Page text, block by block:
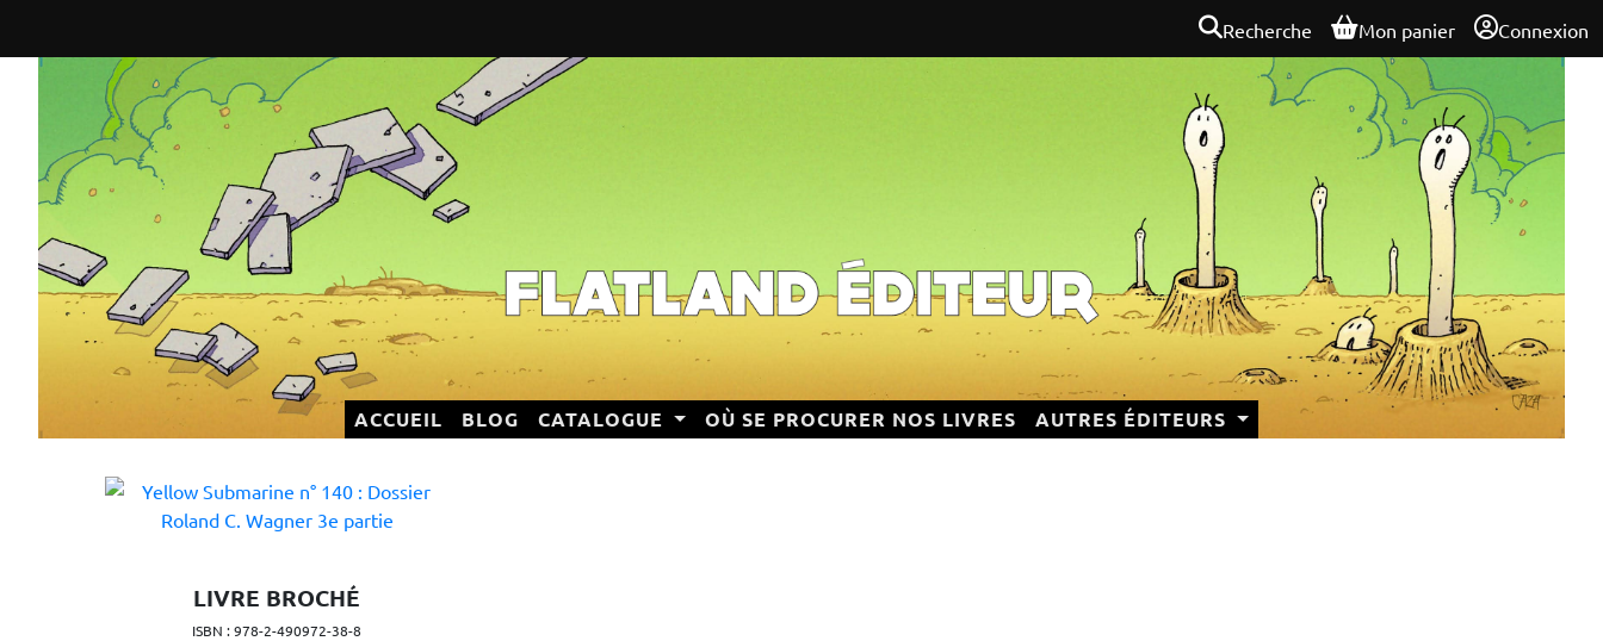
Recherche Mon panier Connexion
Flatland Éditeur
ACCUEIL BLOG CATALOGUE OÙ SE PROCURER NOS LIVRES AUTRES ÉDITEURS
LIVRE BROCHÉ
ISBN : 978-2-490972-38-8